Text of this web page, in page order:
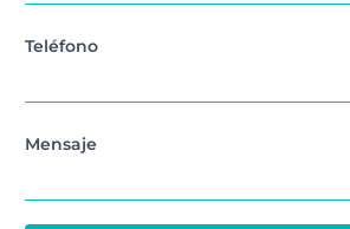
Teléfono
Mensaje